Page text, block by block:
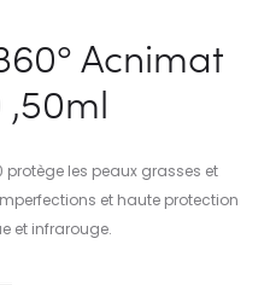
Acnimat
,50ml
protège les peaux grasses et
et haute protection
et infrarouge.